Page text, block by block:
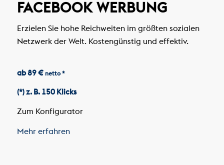
FACEBOOK WERBUNG
Erzielen Sie hohe Reichweiten im größten sozialen
Netzwerk der Welt. Kostengünstig und effektiv.
ab 89 € netto *
(*) z. B. 150 Klicks
Zum Konfigurator
Mehr erfahren